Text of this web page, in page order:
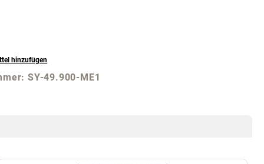
hinzufügen
SY-49.900-ME1